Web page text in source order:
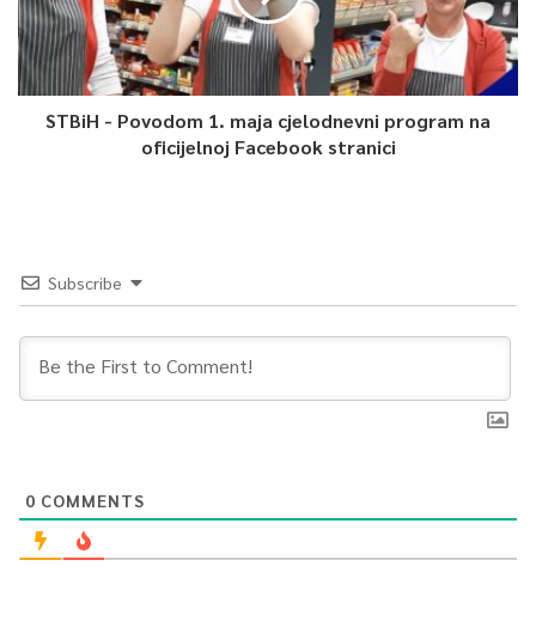
STBiH - Povodom 1. maja cjelodnevni program na
oficijelnoj Facebook stranici
Subscribe
0 COMMENTS